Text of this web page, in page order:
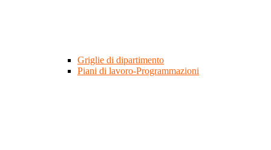
Griglie di dipartimento
Piani di lavoro-Programmazioni